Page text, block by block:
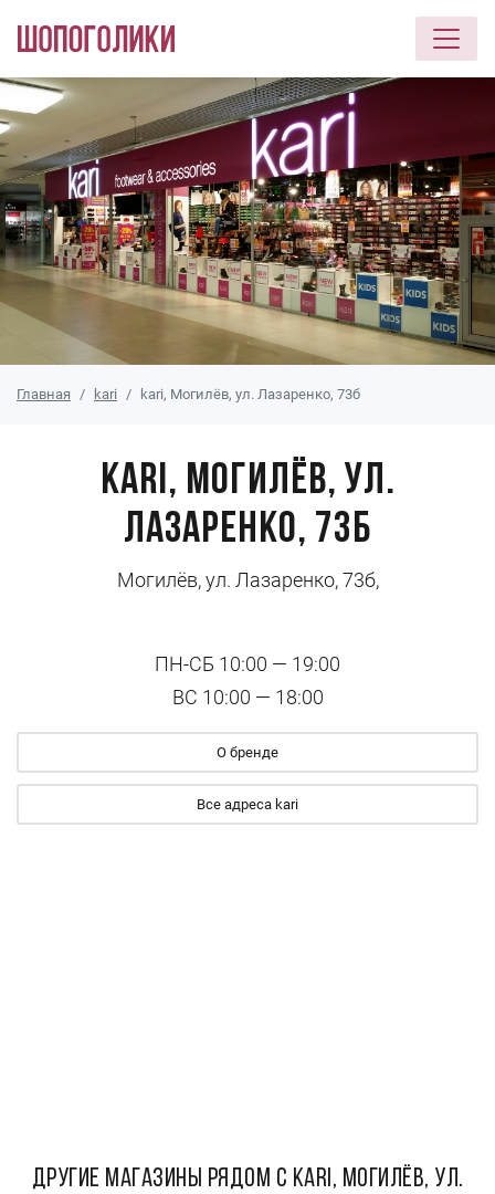
Перейти к основному содержанию
Главная kari kari, Могилёв, ул. Лазаренко, 73б
kari, Могилёв, ул.
Лазаренко, 73б
Могилёв, ул. Лазаренко, 73б,
ПН-СБ 10:00 — 19:00
ВС 10:00 — 18:00
О бренде
Все адреса kari
ДРУГИЕ МАГАЗИНЫ РЯДОМ С kari, Могилёв, ул.